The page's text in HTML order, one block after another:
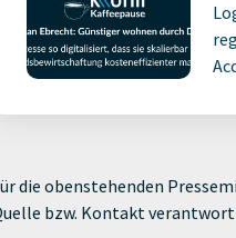
die obenstehenden
bzw. Kontakt